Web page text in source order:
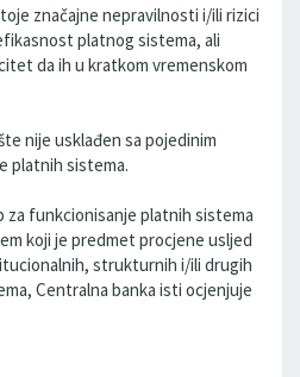
značajne nepravilnosti i/ili rizici
platnog sistema, ali
da ih u kratkom vremenskom
nije usklađen sa pojedinim
platnih sistema.
za funkcionisanje platnih sistema
koji je predmet procjene usljed
strukturnih i/ili drugih
Centralna banka isti ocjenjuje